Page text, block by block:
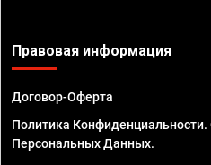
Правовая информация
Договор-Оферта
Политика
Персональных Данных.